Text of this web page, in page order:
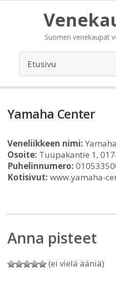
Suomen venekaupat
Yamaha Center
Veneliikkeen nimi:
Osoite: Tuupakantie 1,
Puhelinnumero:
Kotisivut: www.yamaha-
Anna pisteet
(ei vielä ääniä)